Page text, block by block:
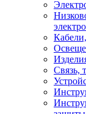
Связь,